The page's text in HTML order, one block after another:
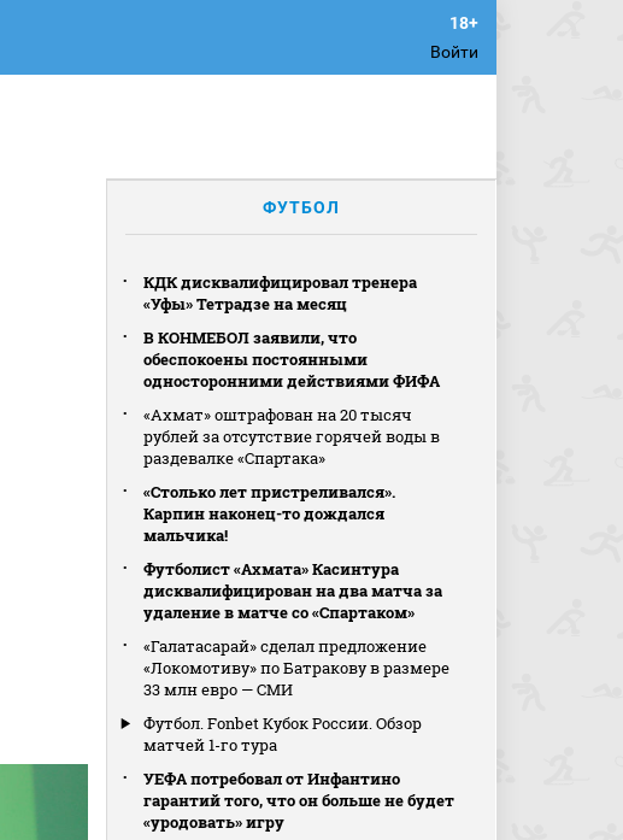
Войти
ФУТБОЛ
КДК дисквалифицировал тренера
«Уфы» Тетрадзе на месяц
В КОНМЕБОЛ заявили, что
обеспокоены постоянными
односторонними действиями ФИФА
«Ахмат» оштрафован на 20 тысяч
рублей за отсутствие горячей воды в
раздевалке «Спартака»
«Столько лет пристреливался».
Карпин наконец-то дождался
мальчика!
Футболист «Ахмата» Касинтура
дисквалифицирован на два матча за
удаление в матче со «Спартаком»
«Галатасарай» сделал предложение
«Локомотиву» по Батракову в размере
33 млн евро — СМИ
Футбол. Fonbet Кубок России. Обзор
матчей 1-го тура
УЕФА потребовал от Инфантино
гарантий того, что он больше не будет
«уродовать» игру